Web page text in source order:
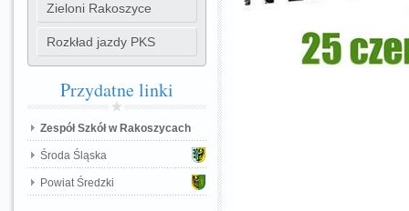
Zieloni Rakoszyce
Rozkład jazdy PKS
Przydatnelinki
Zespół Szkół w Rakoszycach
Środa Śląska
Powiat Średzki